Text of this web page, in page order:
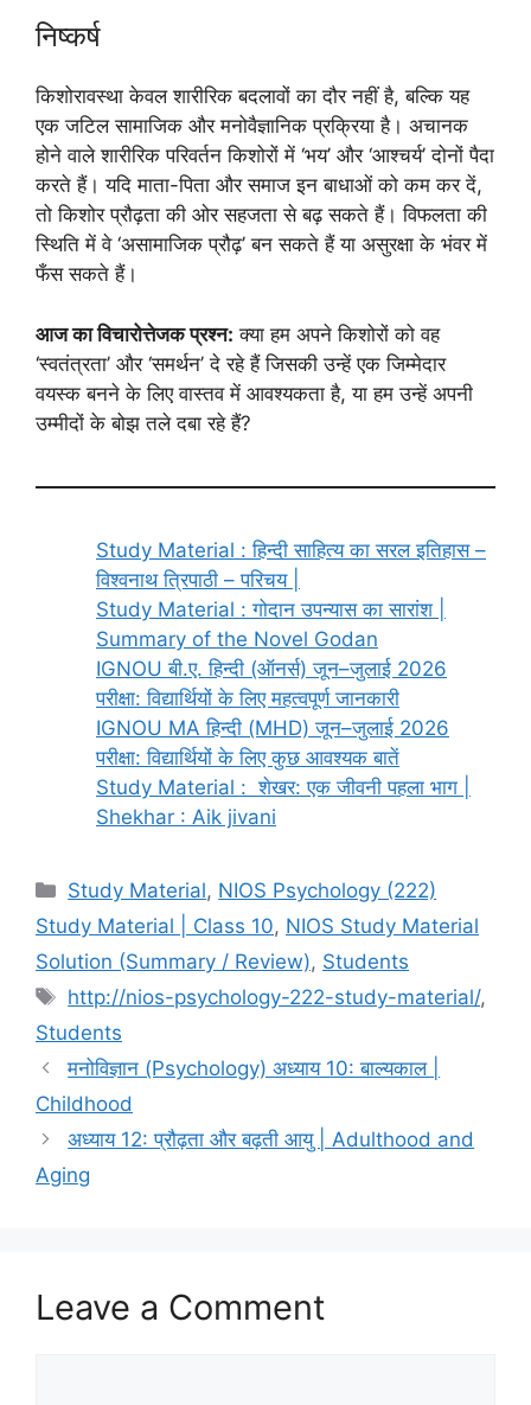
निष्कर्ष
किशोरावस्था केवल शारीरिक बदलावों का दौर नहीं है, बल्कि यह
एक जटिल सामाजिक और मनोवैज्ञानिक प्रक्रिया है। अचानक
होने वाले शारीरिक परिवर्तन किशोरों में ‘भय’ और ‘आश्चर्य’ दोनों पैदा
करते हैं। यदि माता-पिता और समाज इन बाधाओं को कम कर दें,
तो किशोर प्रौढ़ता की ओर सहजता से बढ़ सकते हैं। विफलता की
स्थिति में वे ‘असामाजिक प्रौढ़’ बन सकते हैं या असुरक्षा के भंवर में
फँस सकते हैं।
आज का विचारोत्तेजक प्रश्न: क्या हम अपने किशोरों को वह
‘स्वतंत्रता’ और ‘समर्थन’ दे रहे हैं जिसकी उन्हें एक जिम्मेदार
वयस्क बनने के लिए वास्तव में आवश्यकता है, या हम उन्हें अपनी
उम्मीदों के बोझ तले दबा रहे हैं?
Study Material : हिन्दी साहित्य का सरल इतिहास –
विश्वनाथ त्रिपाठी – परिचय |
Study Material : गोदान उपन्यास का सारांश |
Summary of the Novel Godan
IGNOU बी.ए. हिन्दी (ऑनर्स) जून–जुलाई 2026
परीक्षा: विद्यार्थियों के लिए महत्वपूर्ण जानकारी
IGNOU MA हिन्दी (MHD) जून–जुलाई 2026
परीक्षा: विद्यार्थियों के लिए कुछ आवश्यक बातें
Study Material : शेखर: एक जीवनी पहला भाग |
Shekhar : Aik jivani
Study Material, NIOS Psychology (222)
Study Material | Class 10, NIOS Study Material
Solution (Summary / Review), Students
http://nios-psychology-222-study-material/,
Students
मनोविज्ञान (Psychology) अध्याय 10: बाल्यकाल |
Childhood
अध्याय 12: प्रौढ़ता और बढ़ती आयु | Adulthood and
Aging
Leave a Comment